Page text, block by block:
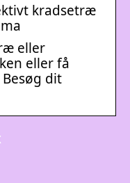
kradsetræ
eller
eller få
dit